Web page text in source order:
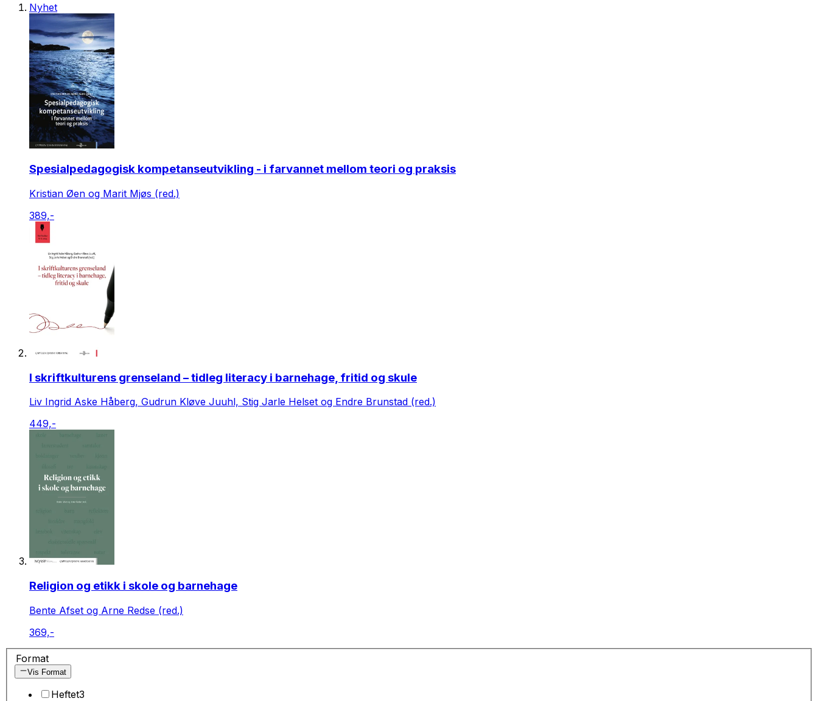
Nyhet
Spesialpedagogisk kompetanseutvikling - i farvannet mellom teori og praksis
Kristian Øen og Marit Mjøs (red.)
389,-
I skriftkulturens grenseland – tidleg literacy i barnehage, fritid og skule
Liv Ingrid Aske Håberg, Gudrun Kløve Juuhl, Stig Jarle Helset og Endre Brunstad (red.)
449,-
Religion og etikk i skole og barnehage
Bente Afset og Arne Redse (red.)
369,-
Format
Vis Format
Heftet3